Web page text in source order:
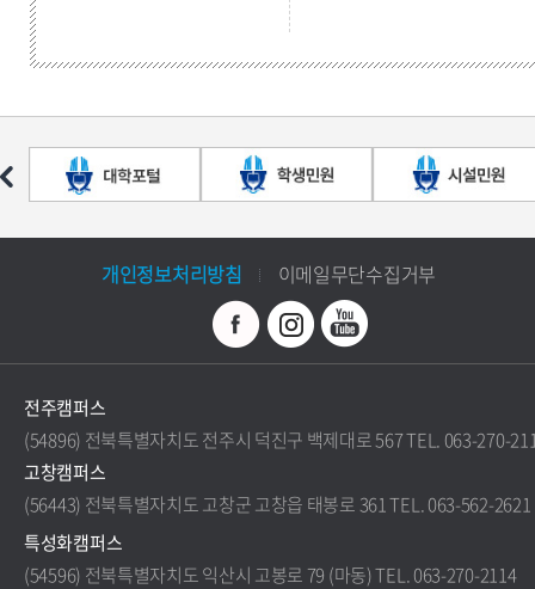
개인정보처리방침 이메일무단수집거부
전주캠퍼스
(54896) 전북특별자치도 전주시 덕진구 백제대로 567 TEL. 063-270-
고창캠퍼스
(56443) 전북특별자치도 고창군 고창읍 태봉로 361 TEL. 063-562-2621
특성화캠퍼스
(54596) 전북특별자치도 익산시 고봉로 79 (마동) TEL. 063-270-2114